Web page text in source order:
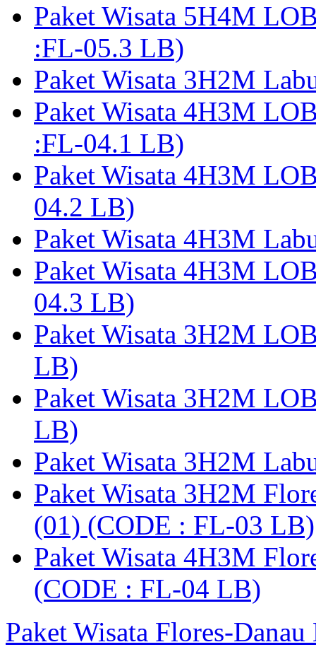
Paket Wisata 5H4M
:FL-05.3 LB)
Paket Wisata 3H2M
Paket Wisata 4H3M
:FL-04.1 LB)
Paket Wisata 4H3M
04.2 LB)
Paket Wisata 4H3M
Paket Wisata 4H3M
04.3 LB)
Paket Wisata 3H2M
LB)
Paket Wisata 3H2M
LB)
Paket Wisata 3H2M
Paket Wisata 3H2M
(01) (CODE : FL-03 LB)
Paket Wisata 4H3M
(CODE : FL-04 LB)
Paket Wisata Flores-